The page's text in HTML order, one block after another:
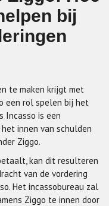
bij
te maken krijgt met
een rol spelen bij het
Incasso is een
innen van schulden
Ziggo.
kan dit resulteren
van de vordering
Het incassobureau zal
Ziggo te innen door